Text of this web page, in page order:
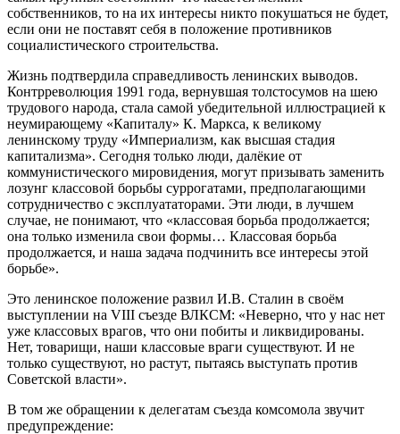
собственников, то на их интересы никто покушаться не будет,
если они не поставят себя в положение противников
социалистического строительства.
Жизнь подтвердила справедливость ленинских выводов.
Контрреволюция 1991 года, вернувшая толстосумов на шею
трудового народа, стала самой убедительной иллюстрацией к
неумирающему «Капиталу» К. Маркса, к великому
ленинскому труду «Империализм, как высшая стадия
капитализма». Сегодня только люди, далёкие от
коммунистического мировидения, могут призывать заменить
лозунг классовой борьбы суррогатами, предполагающими
сотрудничество с эксплуататорами. Эти люди, в лучшем
случае, не понимают, что «классовая борьба продолжается;
она только изменила свои формы… Классовая борьба
продолжается, и наша задача подчинить все интересы этой
борьбе».
Это ленинское положение развил И.В. Сталин в своём
выступлении на VIII съезде ВЛКСМ: «Неверно, что у нас нет
уже классовых врагов, что они побиты и ликвидированы.
Нет, товарищи, наши классовые враги существуют. И не
только существуют, но растут, пытаясь выступать против
Советской власти».
В том же обращении к делегатам съезда комсомола звучит
предупреждение: